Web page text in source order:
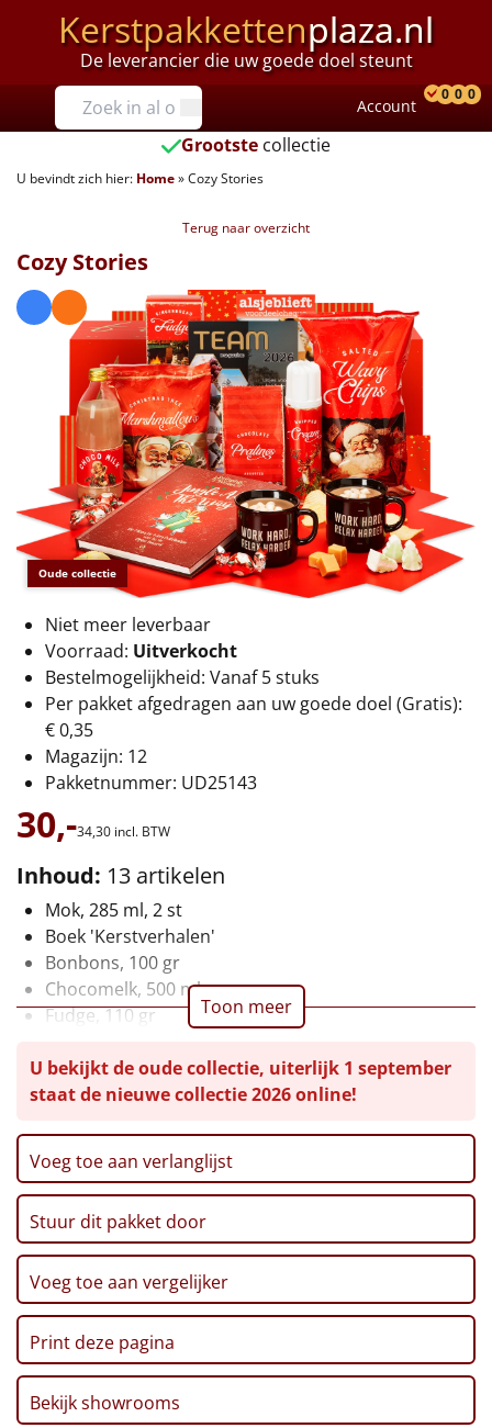
Kerstpakkettenplaza.nl
De leverancier die uw goede doel steunt
Prijzen
Tot €25
€25 tot €35
€40 tot €45
€45 tot €50
€50 tot €55
€55 tot €75
€75 tot €100
€100 en hoger
Thema
Origineel
Rituals
Luxe
Mannen
Vrouwen
Duurzaam
Leuke
Goedkope
Alle thema's
Artikel
Hitster NIEUW
Pizzarette
Tas
Account
0 0 0
Grootste collectie
U bevindt zich hier: Home»Cozy Stories
Terug naar overzicht
Oude collectie
Cozy Stories
Niet meer leverbaar
Voorraad: Uitverkocht
Bestelmogelijkheid: Vanaf 5 stuks
Per pakket afgedragen aan uw goede doel (Gratis):
€ 0,35
Magazijn: 12
Pakketnummer: UD25143
30,-34,30 incl. BTW
Inhoud: 13 artikelen
Mok, 285 ml, 2 st
Boek 'Kerstverhalen'
Bonbons, 100 gr
Chocomelk, 500 ml
Fudge, 110 gr
Chips, 150 gr
Slagroom, 250 gr
Postcode Loterij Lot
Verpakt in een feestelijke kerstdoos, 39 x 29 x 13 cm
Toon meer
U bekijkt de oude collectie, uiterlijk 1 september
staat de nieuwe collectie 2026 online!
Voeg toe aan verlanglijst
Stuur dit pakket door
Voeg toe aan vergelijker
Print deze pagina
Bekijk showrooms